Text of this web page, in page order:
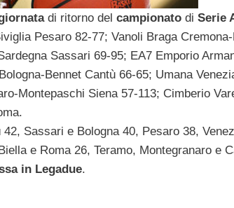
di ritorno del campionato di Serie
Pesaro 82-77; Vanoli Braga
Sassari 69-95; EA7 Emporio
Bennet Cantù 66-65; Umana
Montepaschi Siena 57-113; Cimberio
Sassari e Bologna 40, Pesaro 38,
e Roma 26, Teramo, Montegranaro e
in Legadue.